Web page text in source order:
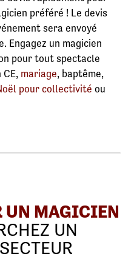
préféré ! Le devis
sera envoyé
Engagez un magicien
pour tout spectacle
mariage, baptême,
pour collectivité ou
UN MAGICIEN
UN